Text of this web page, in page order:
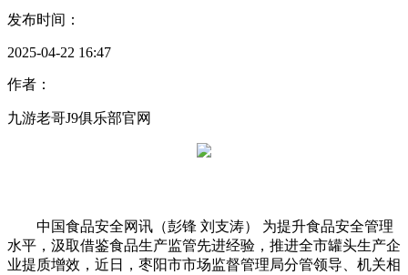
发布时间：
2025-04-22 16:47
作者：
九游老哥J9俱乐部官网
中国食品安全网讯（彭锋 刘支涛） 为提升食品安全管理
水平，汲取借鉴食品生产监管先进经验，推进全市罐头生产企
业提质增效，近日，枣阳市市场监督管理局分管领导、机关相